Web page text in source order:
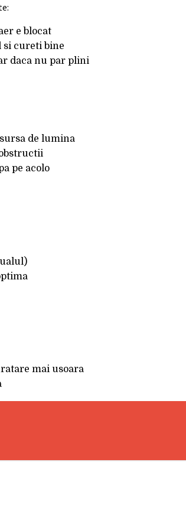
e blocat
si cureti bine
daca nu par plini
de lumina
pe acolo
mai usoara